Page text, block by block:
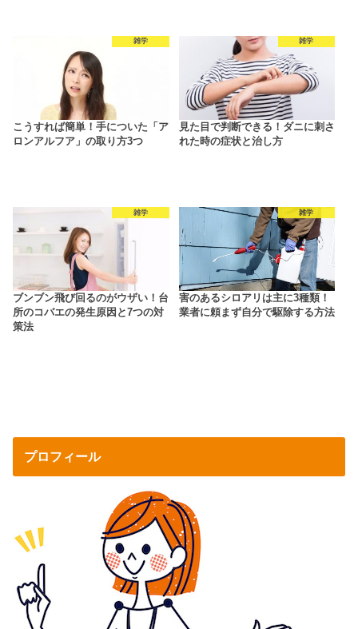
雑学
こうすれば簡単！手についた「ア
ロンアルフア」の取り方3つ
雑学
見た目で判断できる！ダニに刺さ
れた時の症状と治し方
雑学
ブンブン飛び回るのがウザい！台
所のコバエの発生原因と7つの対
策法
雑学
害のあるシロアリは主に3種類！
業者に頼まず自分で駆除する方法
プロフィール